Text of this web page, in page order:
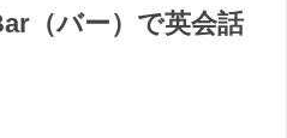
（バー）で英会話